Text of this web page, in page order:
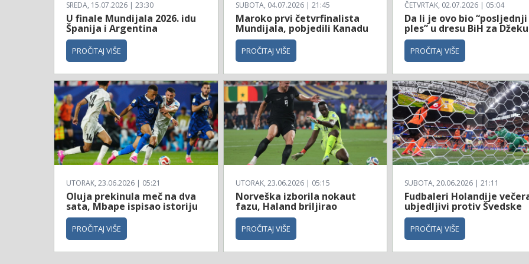
SREDA, 15.07.2026 | 23:30
U finale Mundijala 2026. idu
Španija i Argentina
PROČITAJ VIŠE
SUBOTA, 04.07.2026 | 21:45
Maroko prvi četvrfinalista
Mundijala, pobjedili Kanadu
PROČITAJ VIŠE
ČETVRTAK, 02.07.2026 | 05:04
Da li je ovo bio “posljednji
ples” u dresu BiH za Džeku
PROČITAJ VIŠE
UTORAK, 23.06.2026 | 05:21
Oluja prekinula meč na dva
sata, Mbape ispisao istoriju
PROČITAJ VIŠE
UTORAK, 23.06.2026 | 05:15
Norveška izborila nokaut
fazu, Haland briljirao
PROČITAJ VIŠE
SUBOTA, 20.06.2026 | 21:11
Fudbaleri Holandije
ubjedljivi protiv Švedske
PROČITAJ VIŠE